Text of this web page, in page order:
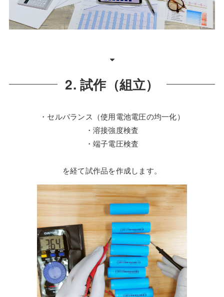
2. 試作（組立）
・セルバランス（使用電池電圧の均一化）
・溶接強度検査
・端子電圧検査
を経て試作品を作成します。